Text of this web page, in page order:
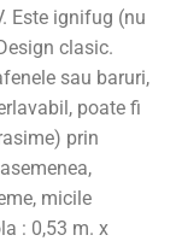
Este ignifug (nu
clasic.
sau baruri,
poate fi
prin
micile
: 0,53 m. x